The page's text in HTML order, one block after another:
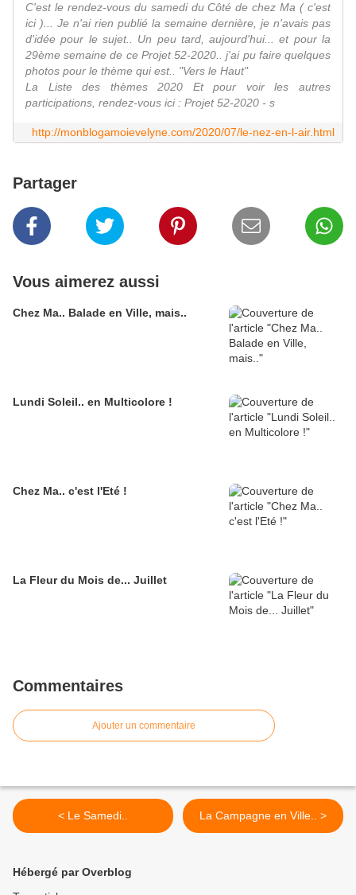
C'est le rendez-vous du samedi du Côté de chez Ma ( c'est
ici )... Je n'ai rien publié la semaine dernière, je n'avais pas
d'idée pour le sujet.. Un peu tard, aujourd'hui... et pour la
29ème semaine de ce Projet 52-2020.. j'ai pu faire quelques
photos pour le thème qui est.. "Vers le Haut"
La Liste des thèmes 2020 Et pour voir les autres
participations, rendez-vous ici : Projet 52-2020 - s
http://monblogamoievelyne.com/2020/07/le-nez-en-l-air.html
Partager
Vous aimerez aussi
Chez Ma.. Balade en Ville, mais..
Lundi Soleil.. en Multicolore !
Chez Ma.. c'est l'Eté !
La Fleur du Mois de... Juillet
Commentaires
Ajouter un commentaire
< Le Samedi.. La Campagne en Ville.. >
Hébergé par Overblog